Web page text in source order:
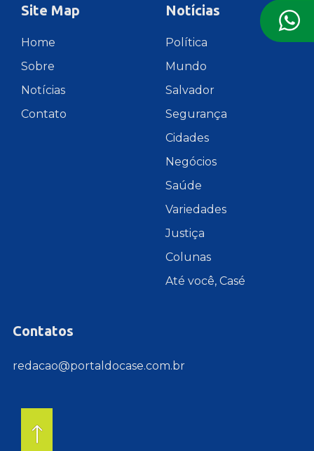
Site Map
Home
Sobre
Notícias
Contato
Notícias
Política
Mundo
Salvador
Segurança
Cidades
Negócios
Saúde
Variedades
Justiça
Colunas
Até você, Casé
Contatos
redacao@portaldocase.com.br